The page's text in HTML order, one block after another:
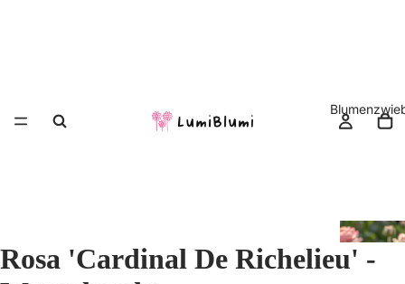
Rosa 'Cardinal De Richelieu' -